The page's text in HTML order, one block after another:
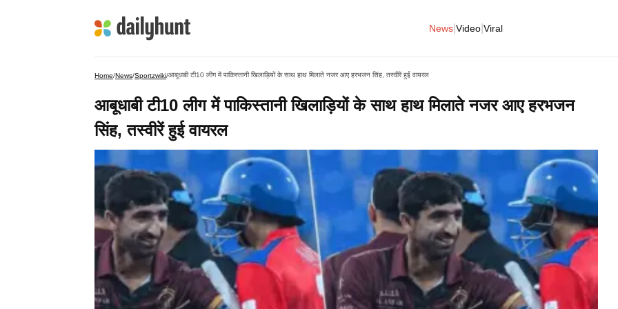
News Video Viral
Home/News/Sportzwiki/आबूधाबी टी10 लीग में पाकिस्तानी खिलाड़ियों के साथ हाथ मिलाते नजर आए हरभजन सिंह, तस्वीरें हुई वायरल
आबूधाबी टी10 लीग में पाकिस्तानी खिलाड़ियों के साथ हाथ मिलाते नजर आए हरभजन
सिंह, तस्वीरें हुई वायरल